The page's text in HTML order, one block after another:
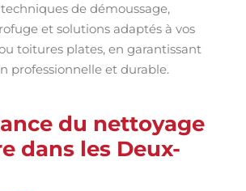
de démoussage,
et solutions adaptés à vos
toitures plates, en garantissant
professionnelle et durable.
du nettoyage
dans les Deux-